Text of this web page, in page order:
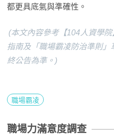
都更具底氣與準確性。
(本文內容參考【104人資學
指南及「職場霸凌防治準則
終公告為準。)
職場霸凌
職場力滿意度調查